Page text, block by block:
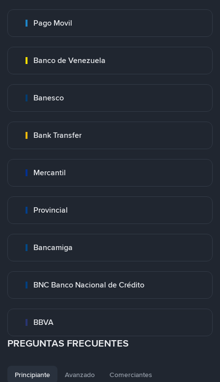
Pago Movil
Banco de Venezuela
Banesco
Bank Transfer
Mercantil
Provincial
Bancamiga
BNC Banco Nacional de Crédito
BBVA
PREGUNTAS FRECUENTES
Principiante Avanzado Comerciantes